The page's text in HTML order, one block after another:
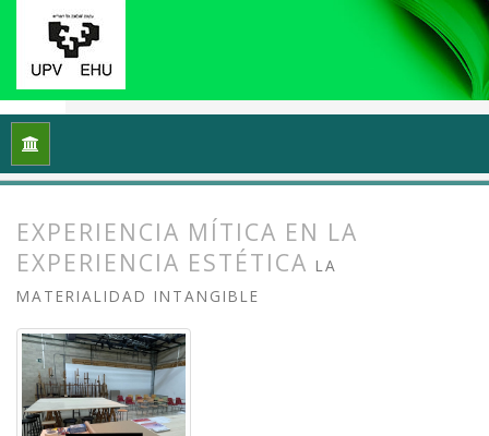
Inicio
EXPERIENCIA MÍTICA EN LA
EXPERIENCIA ESTÉTICA LA
MATERIALIDAD INTANGIBLE